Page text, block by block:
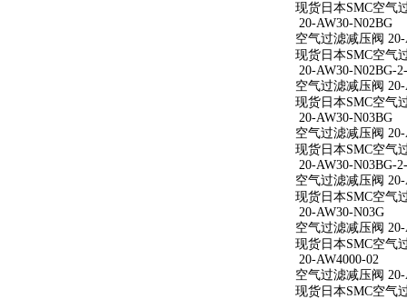
现货日本SMC空气
20-AW30-N02BG
空气过滤减压阀
现货日本SMC空气
20-AW30-N02BG-
空气过滤减压阀
现货日本SMC空气
20-AW30-N03BG
空气过滤减压阀
现货日本SMC空气
20-AW30-N03BG-
空气过滤减压阀
现货日本SMC空气
20-AW30-N03G
空气过滤减压阀
现货日本SMC空气
20-AW4000-02
空气过滤减压阀 20-
现货日本SMC空气